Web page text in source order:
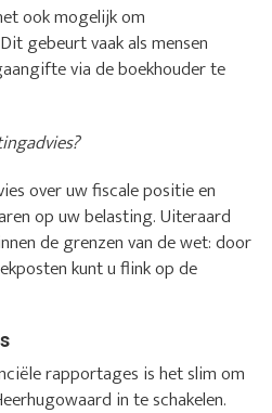
ook mogelijk om
gebeurt vaak als mensen
via de boekhouder te
over uw fiscale positie en
op uw belasting. Uiteraard
de grenzen van de wet: door
kunt u flink op de
rapportages is het slim om
in te schakelen.